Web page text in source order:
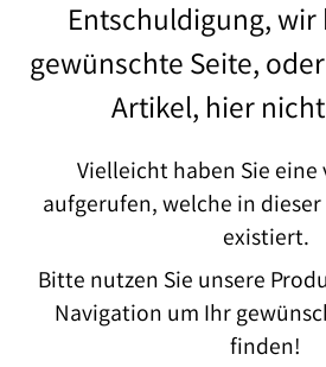
Entschuldigung,
gewünschte Seite,
Artikel, hier
Vielleicht haben Sie eine
aufgerufen, welche in
existiert.
Bitte nutzen Sie unsere
Navigation um Ihr
finden!